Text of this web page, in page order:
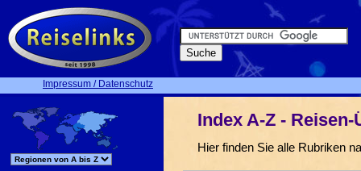
Impressum / Datenschutz
Index A-Z -
Hier finden Sie alle Rubriken